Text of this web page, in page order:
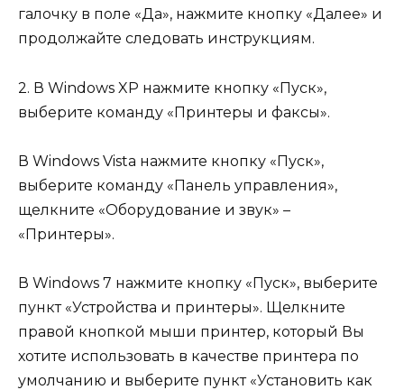
галочку в поле «Да», нажмите кнопку «Далее» и
продолжайте следовать инструкциям.
2. В Windows XP нажмите кнопку «Пуск»,
выберите команду «Принтеры и факсы».
В Windows Vista нажмите кнопку «Пуск»,
выберите команду «Панель управления»,
щелкните «Оборудование и звук» –
«Принтеры».
В Windows 7 нажмите кнопку «Пуск», выберите
пункт «Устройства и принтеры». Щелкните
правой кнопкой мыши принтер, который Вы
хотите использовать в качестве принтера по
умолчанию и выберите пункт «Установить как